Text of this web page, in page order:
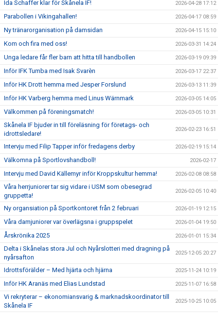
Ida Schaffer klar för Skånela IF! 2026-04-28 17:12
Parabollen i Vikingahallen! 2026-04-17 08:59
Ny tränarorganisation på damsidan 2026-04-15 15:10
Kom och fira med oss! 2026-03-31 14:24
Unga ledare får fler barn att hitta till handbollen 2026-03-19 09:39
Inför IFK Tumba med Isak Svarèn 2026-03-17 22:37
Inför HK Drott hemma med Jesper Forslund 2026-03-13 11:39
Inför HK Varberg hemma med Linus Wärnmark 2026-03-05 14:05
Välkommen på föreningsmatch! 2026-03-05 10:31
Skånela IF bjuder in till föreläsning för företags- och
idrottsledare!
2026-02-23 16:51
Intervju med Filip Tapper inför fredagens derby 2026-02-19 15:14
Välkomna på Sportlovshandboll! 2026-02-17
Intervju med David Källemyr inför Kroppskultur hemma! 2026-02-08 08:58
Våra herrjuniorer tar sig vidare i USM som obesegrad
gruppetta!
2026-02-05 10:40
Ny organsiation på Sportkontoret från 2 februari 2026-01-19 12:15
Våra damjuniorer var överlägsna i gruppspelet 2026-01-04 19:50
Årskrönika 2025 2026-01-01 15:34
Delta i Skånelas stora Jul och Nyårslotteri med dragning på
nyårsafton
2025-12-05 20:27
Idrottsförälder – Med hjärta och hjärna 2025-11-24 10:19
Inför HK Aranäs med Elias Lundstad 2025-11-07 16:58
Vi rekryterar – ekonomiansvarig & marknadskoordinator till
Skånela IF
2025-10-25 10:05